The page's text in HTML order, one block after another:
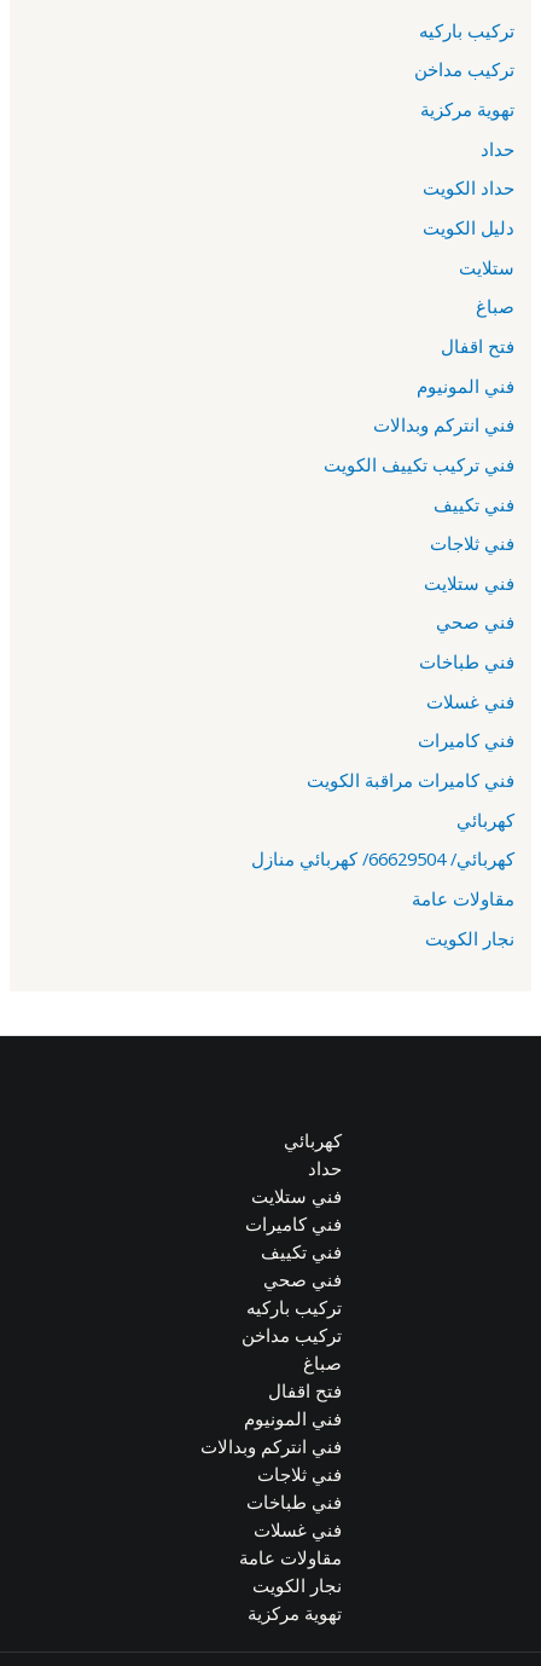
تركيب باركيه
تركيب مداخن
تهوية مركزية
حداد
حداد الكويت
دليل الكويت
ستلايت
صباغ
فتح اقفال
فني المونيوم
فني انتركم وبدالات
فني تركيب تكييف الكويت
فني تكييف
فني ثلاجات
فني ستلايت
فني صحي
فني طباخات
فني غسلات
فني كاميرات
فني كاميرات مراقبة الكويت
كهربائي
كهربائي/ 66629504/ كهربائي منازل
مقاولات عامة
نجار الكويت
كهربائي
حداد
فني ستلايت
فني كاميرات
فني تكييف
فني صحي
تركيب باركيه
تركيب مداخن
صباغ
فتح اقفال
فني المونيوم
فني انتركم وبدالات
فني ثلاجات
فني طباخات
فني غسلات
مقاولات عامة
نجار الكويت
تهوية مركزية